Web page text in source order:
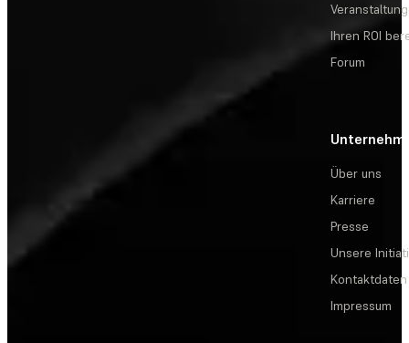
Ihren ROI
Forum
Über uns
Karriere
Presse
Unsere
Kontaktdaten
Impressum